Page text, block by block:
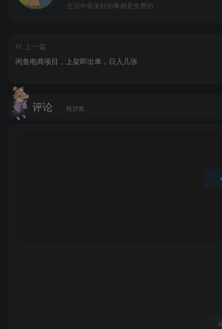
生活中最美好的事都是免费的
上一篇
闲鱼电商项目，上架即出单，日入几张
评论 抢沙发